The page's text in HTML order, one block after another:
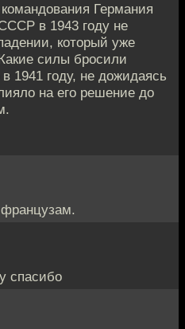
Германия
в 1943 году не
который уже
силы бросили
1941 году, не дожидаясь
на его решение до
спасибо